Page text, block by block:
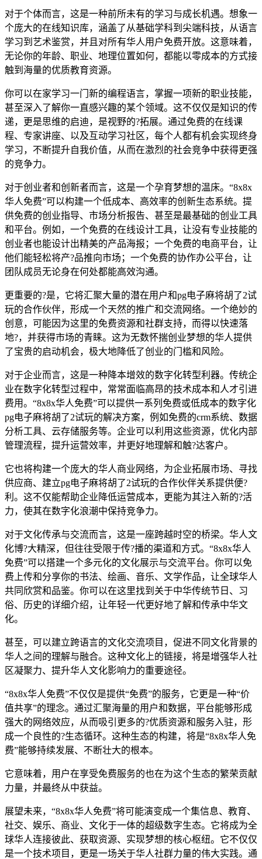
对于个体而言，这是一种前所未有的学习与成长机遇。想象一
个庞大的在线知识库，涵盖了从基础学科到尖端科技，从语言
学习到艺术鉴赏，并且对所有华人用户免费开放。这意味着，
无论你的年龄、职业、地理位置如何，都能以零成本的方式接
触到海量的优质教育资源。
你可以在家学习一门新的编程语言，掌握一项新的职业技能，
甚至深入了解你一直感兴趣的某个领域。这不仅仅是知识的传
递，更是思维的启迪，是视野的?拓展。通过免费的在线课
程、专家讲座、以及互动学习社区，每个人都有机会实现终身
学习，不断提升自我价值，从而在激烈的社会竞争中获得更强
的竞争力。
对于创业者和创新者而言，这是一个孕育梦想的温床。“8x8x
华人免费”可以构建一个低成本、高效率的创新生态系统。提
供免费的创业指导、市场分析报告、甚至是最基础的创业工具
和平台。例如，一个免费的在线设计工具，让没有专业技能的
创业者也能设计出精美的产品海报；一个免费的电商平台，让
他们能轻松将产?品推向市场；一个免费的协作办公平台，让
团队成员无论身在何处都能高效沟通。
更重要的?是，它将汇聚大量的潜在用户和pg电子麻将胡了2试
玩的合作伙伴，形成一个天然的推广和交流网络。一个绝妙的
创意，可能因为这里的免费资源和社群支持，而得以快速落
地?，并获得市场的青睐。这为无数怀揣创业梦想的华人提供
了宝贵的启动机会，极大地降低了创业的门槛和风险。
对于企业而言，这是一种降本增效的数字化转型利器。传统企
业在数字化转型过程中，常常面临高昂的技术成本和人才引进
费用。“8x8x华人免费”可以提供一系列免费或低成本的数字化
pg电子麻将胡了2试玩的解决方案，例如免费的crm系统、数据
分析工具、云存储服务等。企业可以利用这些资源，优化内部
管理流程，提升运营效率，并更好地理解和触?达客户。
它也将构建一个庞大的华人商业网络，为企业拓展市场、寻找
供应商、建立pg电子麻将胡了2试玩的合作伙伴关系提供便?
利。这不仅能帮助企业降低运营成本，更能为其注入新的?活
力，使其在数字化浪潮中保持竞争力。
对于文化传承与交流而言，这是一座跨越时空的桥梁。华人文
化博?大精深，但往往受限于传?播的渠道和方式。“8x8x华人
免费”可以搭建一个多元化的文化展示与交流平台。你可以免
费上传和分享你的书法、绘画、音乐、文学作品，让全球华人
共同欣赏和品鉴。你可以在这里找到关于中华传统节日、习
俗、历史的详细介绍，让年轻一代更好地了解和传承中华文
化。
甚至，可以建立跨语言的文化交流项目，促进不同文化背景的
华人之间的理解与融合。这种文化上的链接，将是增强华人社
区凝聚力、提升华人文化影响力的重要途径。
“8x8x华人免费”不仅仅是提供“免费”的服务，它更是一种“价
值共享”的理念。通过汇聚海量的用户和数据，平台能够形成
强大的网络效应，从而吸引更多的?优质资源和服务入驻，形
成一个良性的?生态循环。这种生态的构建，将是“8x8x华人免
费”能够持续发展、不断壮大的根本。
它意味着，用户在享受免费服务的也在为这个生态的繁荣贡献
力量，并最终从中获益。
展望未来，“8x8x华人免费”将可能演变成一个集信息、教育、
社交、娱乐、商业、文化于一体的超级数字生态。它将成为全
球华人连接彼此、获取资源、实现梦想的核心枢纽。它不仅仅
是一个技术项目，更是一场关于华人社群力量的伟大实践。通